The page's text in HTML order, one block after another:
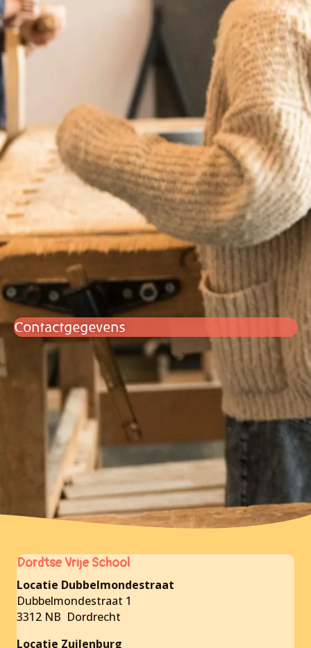
Contactgegevens
Dordtse Vrije School
Locatie Dubbelmondestraat
Dubbelmondestraat 1
3312 NB Dordrecht
Locatie Zuilenburg